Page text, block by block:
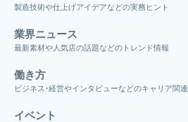
製造技術や仕上げアイデアなどの実務ヒント
業界ニュース
最新素材や人気店の話題などのトレンド情報
働き方
ビジネス・経営やインタビューなどのキャリア関連
イベント